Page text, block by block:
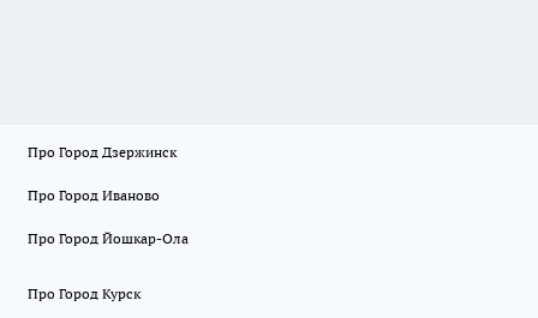
Про Город Дзержинск
Про Город Иваново
Про Город Йошкар-Ола
Про Город Курск